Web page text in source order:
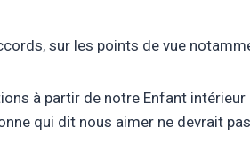
sur les points de vue
à partir de notre Enfant
qui dit nous aimer ne devrait